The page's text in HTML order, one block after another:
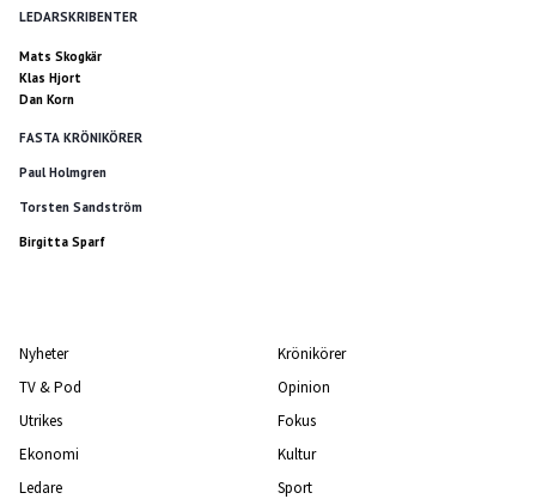
LEDARSKRIBENTER
Mats Skogkär
Klas Hjort
Dan Korn
FASTA KRÖNIKÖRER
Paul Holmgren
Torsten Sandström
Birgitta Sparf
Nyheter
TV & Pod
Utrikes
Ekonomi
Ledare
Krönikörer
Opinion
Fokus
Kultur
Sport